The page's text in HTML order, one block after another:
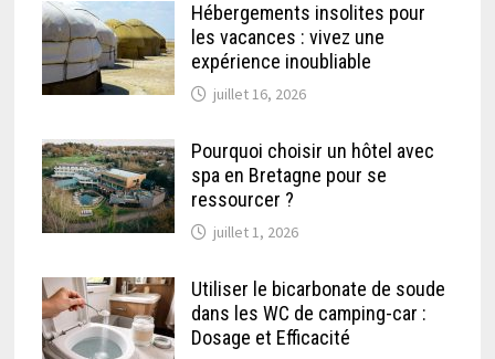
Hébergements insolites pour
les vacances : vivez une
expérience inoubliable
juillet 16, 2026
Pourquoi choisir un hôtel avec
spa en Bretagne pour se
ressourcer ?
juillet 1, 2026
Utiliser le bicarbonate de soude
dans les WC de camping-car :
Dosage et Efficacité